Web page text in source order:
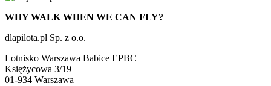
WHY WALK WHEN WE CAN FLY?
dlapilota.pl Sp. z o.o.
Lotnisko Warszawa Babice EPBC
Księżycowa 3/19
01-934 Warszawa